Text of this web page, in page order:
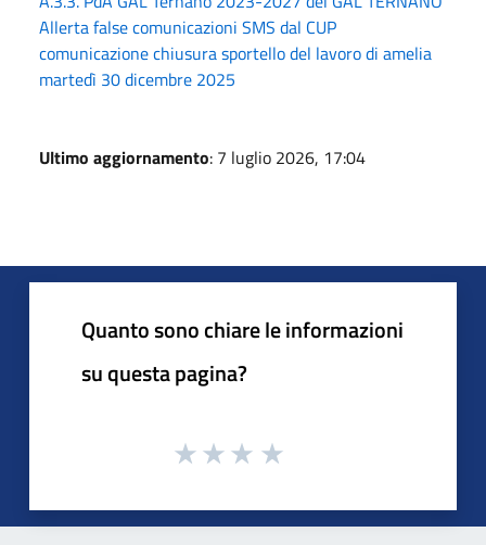
Allerta false comunicazioni SMS dal CUP
comunicazione chiusura sportello del lavoro di amelia
martedì 30 dicembre 2025
Ultimo aggiornamento: 7 luglio 2026, 17:04
Quanto sono chiare le informazioni
su questa pagina?